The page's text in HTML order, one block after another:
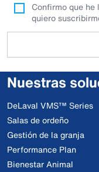
Confirmo que he
quiero
Nuestras
DeLaval VMS™ Series
Salas de ordeño
Gestión de la granja
Performance Plan
Bienestar Animal